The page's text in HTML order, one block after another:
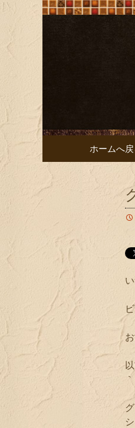
大阪
コンテンツへ
ホームへ戻